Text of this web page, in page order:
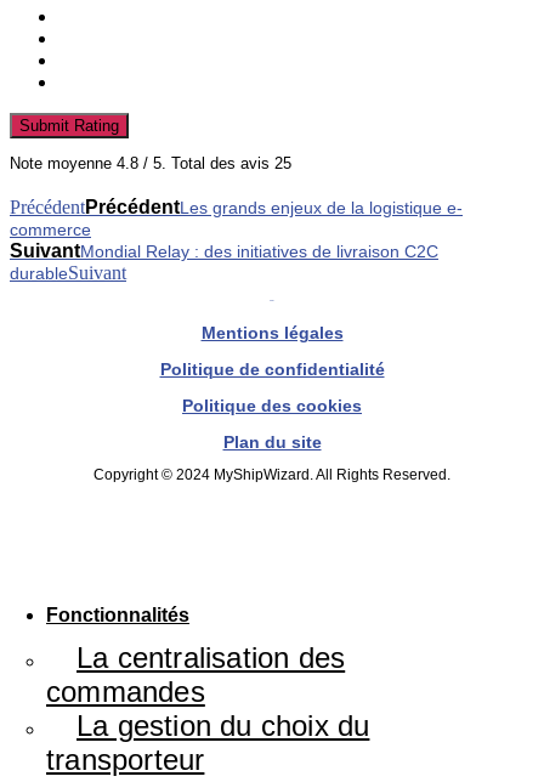
Submit Rating
Note moyenne 4.8 / 5. Total des avis 25
PrécédentPrécédentLes grands enjeux de la logistique e-
commerce
SuivantMondial Relay : des initiatives de livraison C2C
durableSuivant
Mentions légales
Politique de confidentialité
Politique des cookies
Plan du site
Copyright © 2024 MyShipWizard. All Rights Reserved.
Fonctionnalités
La centralisation des
commandes
La gestion du choix du
transporteur